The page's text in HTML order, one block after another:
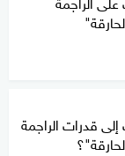
قدرات الراجمة